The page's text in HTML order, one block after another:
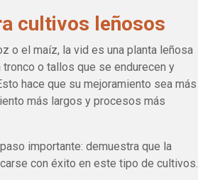
cultivos leñosos
o el maíz, la vid es una planta leñosa
o tallos que se endurecen y
hace que su mejoramiento sea más
más largos y procesos más
importante: demuestra que la
con éxito en este tipo de cultivos.